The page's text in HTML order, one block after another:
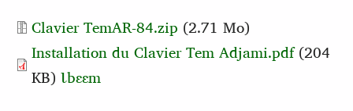
Document
Clavier TemAR-84.zip (2.71 Mo)
Installation du Clavier Tem Adjami.pdf(204
KB) Ɩbɛɛm